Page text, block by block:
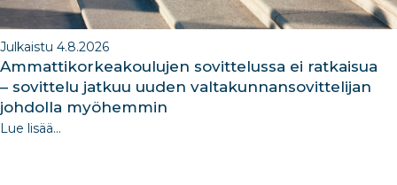
Julkaistu 4.8.2026
Ammattikorkeakoulujen sovittelussa ei ratkaisua
– sovittelu jatkuu uuden valtakunnansovittelijan
johdolla myöhemmin
Lue lisää...